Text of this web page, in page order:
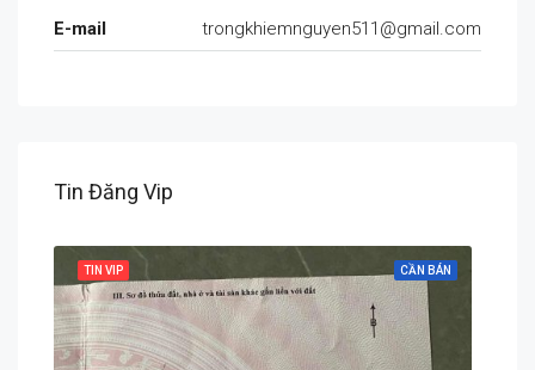
E-mail trongkhiemnguyen511@gmail.com
Tin Đăng Vip
CẦN BÁN
TIN VIP